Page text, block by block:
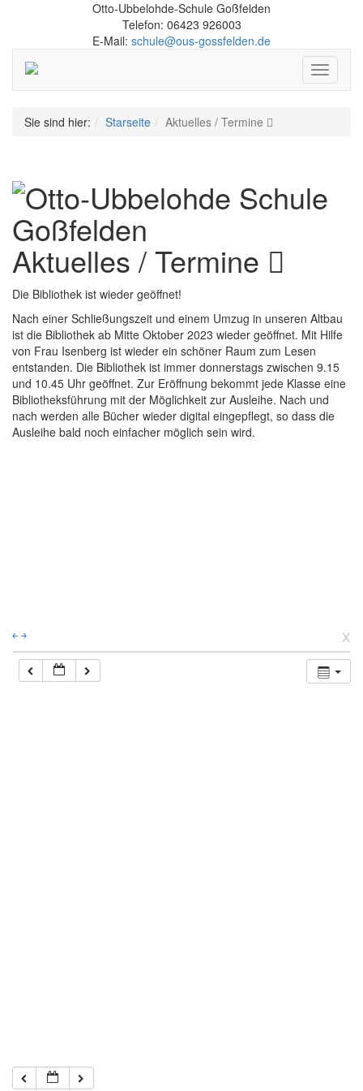
Otto-Ubbelohde-Schule Goßfelden
Telefon: 06423 926003
E-Mail: schule@ous-gossfelden.de
Schalte
Sie sind hier: Starseite Aktuelles / Termine
Aktuelles / Termine
Die Bibliothek ist wieder geöffnet!
Nach einer Schließungszeit und einem Umzug in unseren Altbau
ist die Bibliothek ab Mitte Oktober 2023 wieder geöffnet. Mit Hilfe
von Frau Isenberg ist wieder ein schöner Raum zum Lesen
entstanden. Die Bibliothek ist immer donnerstags zwischen 9.15
und 10.45 Uhr geöffnet. Zur Eröffnung bekommt jede Klasse eine
Bibliotheksführung mit der Möglichkeit zur Ausleihe. Nach und
nach werden alle Bücher wieder digital eingepflegt, so dass die
Ausleihe bald noch einfacher möglich sein wird.
￩ ￫ x